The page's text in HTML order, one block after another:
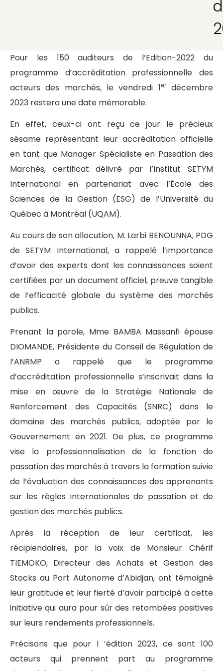
Pour les 150 auditeurs de l’Edition-2022 du
programme d’accréditation professionnelle des
acteurs des marchés, le vendredi 1erdécembre
2023 restera une date mémorable.
En effet, ceux-ci ont reçu ce jour le précieux
sésame représentant leur accréditation officielle
en tant que Manager Spécialiste en Passation des
Marchés, certificat délivré par l’Institut SETYM
International en partenariat avec l’École des
Sciences de la Gestion (ESG) de l’Université du
Québec à Montréal (UQAM).
Au cours de son allocution, M. Larbi BENOUNNA, PDG
de SETYM International, a rappelé l’importance
d’avoir des experts dont les connaissances soient
certifiées par un document officiel, preuve tangible
de l’efficacité globale du système des marchés
publics.
Prenant la parole, Mme BAMBA Massanfi épouse
DIOMANDE, Présidente du Conseil de Régulation de
l’ANRMP a rappelé que le programme
d’accréditation professionnelle s’inscrivait dans la
mise en œuvre de la Stratégie Nationale de
Renforcement des Capacités (SNRC) dans le
domaine des marchés publics, adoptée par le
Gouvernement en 2021. De plus, ce programme
vise la professionnalisation de la fonction de
passation des marchés à travers la formation suivie
de l’évaluation des connaissances des apprenants
sur les règles internationales de passation et de
gestion des marchés publics.
Après la réception de leur certificat, les
récipiendaires, par la voix de Monsieur Chérif
TIEMOKO, Directeur des Achats et Gestion des
Stocks au Port Autonome d’Abidjan, ont témoigné
leur gratitude et leur fierté d’avoir participé à cette
initiative qui aura pour sûr des retombées positives
sur leurs rendements professionnels.
Précisons que pour l ‘édition 2023, ce sont 100
acteurs qui prennent part au programme